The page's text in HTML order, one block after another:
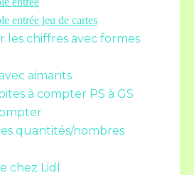
entrée jeu de cartes
les chiffres avec formes
aimants
à compter PS à GS
quantités/nombres
chez Lidl